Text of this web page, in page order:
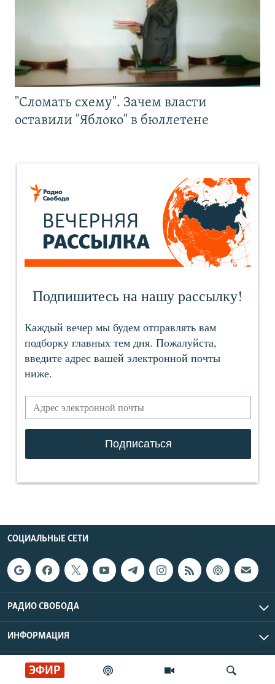
ЭФИР
"Сломать схему". Зачем власти
оставили "Яблоко" в бюллетене
СОЦИАЛЬНЫЕ СЕТИ
РАДИО СВОБОДА
ИНФОРМАЦИЯ
Радио Свобода © 2026 RFE/RL, Inc. | Все права защищены.